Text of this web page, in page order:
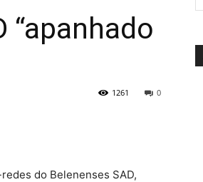
“apanhado
0
1261
do Belenenses SAD,